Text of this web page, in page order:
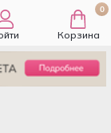
0
Корзина